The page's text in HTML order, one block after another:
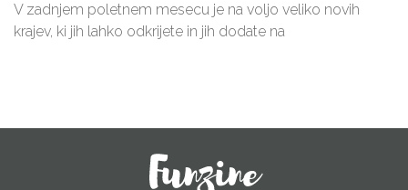
V zadnjem poletnem mesecu je na voljo veliko novih
krajev, ki jih lahko odkrijete in jih dodate na